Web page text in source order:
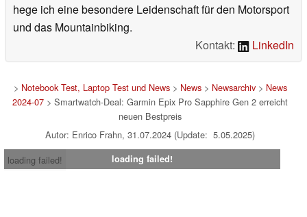
hege ich eine besondere Leidenschaft für den Motorsport
und das Mountainbiking.
Kontakt:
LinkedIn
> Notebook Test, Laptop Test und News> News> Newsarchiv> News
2024-07 > Smartwatch-Deal: Garmin Epix Pro Sapphire Gen 2 erreicht
neuen Bestpreis
Autor: Enrico Frahn, 31.07.2024 (Update: 5.05.2025)
loading failed!
loading failed!